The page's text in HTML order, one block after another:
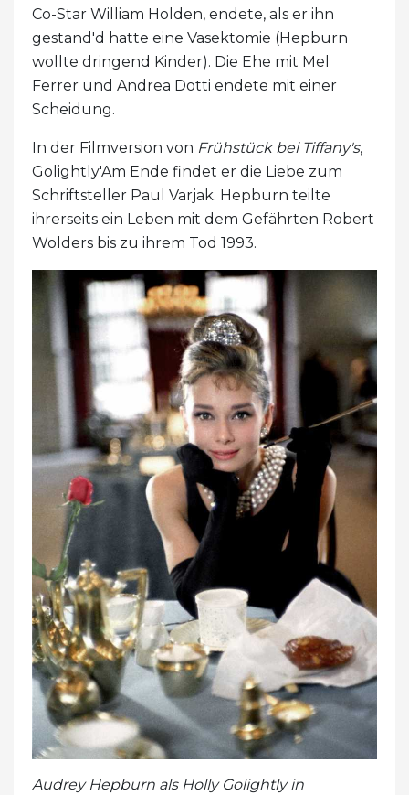
Co-Star William Holden, endete, als er ihn
gestand'd hatte eine Vasektomie (Hepburn
wollte dringend Kinder). Die Ehe mit Mel
Ferrer und Andrea Dotti endete mit einer
Scheidung.
In der Filmversion von Frühstück bei Tiffany's,
Golightly'Am Ende findet er die Liebe zum
Schriftsteller Paul Varjak. Hepburn teilte
ihrerseits ein Leben mit dem Gefährten Robert
Wolders bis zu ihrem Tod 1993.
Audrey Hepburn als Holly Golightly in